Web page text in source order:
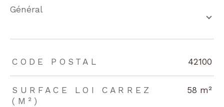
général
TRAD_ZEPHYR_Caracteristique TRAD_ZEPHYR_Valeurs
CODE POSTAL 42100
SURFACE LOI CARREZ
(M²)
58 m²